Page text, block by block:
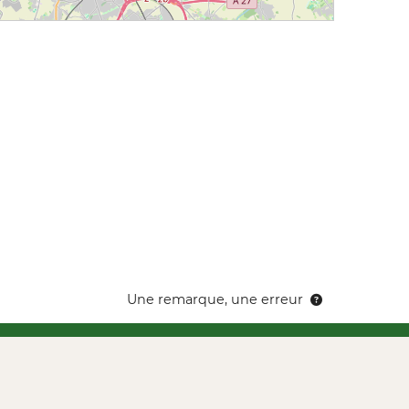
Une remarque, une erreur